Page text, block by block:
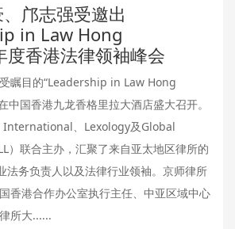
邝志强受邀出
in Law Hong
度香港法律领袖峰会
瞩目的“Leadership in Law Hong
中国香港九龙香格里拉大酒店盛大召开。
International、Lexology及Global
）联合主办，汇聚了来自亚太地区律所的
法务负责人以及法律行业领袖。京师律所
香港合作办公室执行主任、中亚区域中心
所大......